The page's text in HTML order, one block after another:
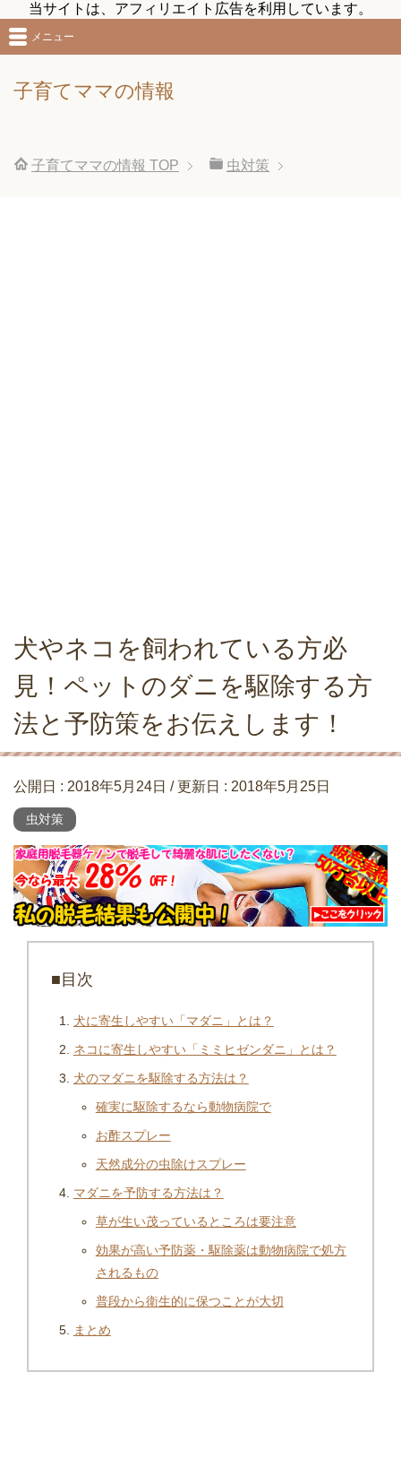
当サイトは、アフィリエイト広告を利用しています。
子育てママの情報
メニュー
子育てママの情報 TOP 虫対策
犬やネコを飼われている方必
見！ペットのダニを駆除する方
法と予防策をお伝えします！
公開日 : 2018年5月24日 / 更新日 : 2018年5月25日
虫対策
■目次
犬に寄生しやすい「マダニ」とは？
ネコに寄生しやすい「ミミヒゼンダニ」とは？
犬のマダニを駆除する方法は？
確実に駆除するなら動物病院で
お酢スプレー
天然成分の虫除けスプレー
マダニを予防する方法は？
草が生い茂っているところは要注意
効果が高い予防薬・駆除薬は動物病院で処方
されるもの
普段から衛生的に保つことが大切
まとめ